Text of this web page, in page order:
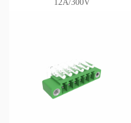
12A/300V